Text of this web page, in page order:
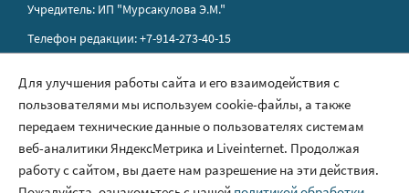
Учредитель: ИП "Мурсакулова Э.М."
Телефон редакции: +7-914-273-40-15
Правила сайта
Политика обработки персональных данных
Размещение рекламы
Для улучшения работы сайта и его взаимодействия с
пользователями мы используем cookie-файлы, а также
передаем технические данные о пользователях системам
веб-аналитики ЯндексМетрика и Liveinternet. Продолжая
работу с сайтом, вы даете нам разрешение на эти действия.